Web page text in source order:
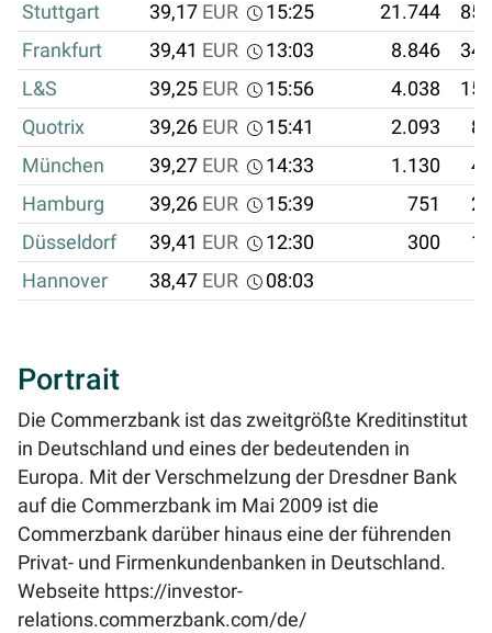
Stuttgart
39,17 EUR 15:25 21.744
Frankfurt
39,41 EUR 13:03 8.846
L&S
39,25 EUR 15:56 4.038
Quotrix
39,26 EUR 15:41 2.093
München
39,27 EUR 14:33 1.130
Hamburg
39,26 EUR 15:39 751
Düsseldorf
39,41 EUR 12:30 300
Hannover
38,47 EUR 08:03
Portrait
Die Commerzbank ist das zweitgrößte Kreditinstitut
in Deutschland und eines der bedeutenden in
Europa. Mit der Verschmelzung der Dresdner Bank
auf die Commerzbank im Mai 2009 ist die
Commerzbank darüber hinaus eine der führenden
Privat- und Firmenkundenbanken in Deutschland.
Webseite https://investor-
relations.commerzbank.com/de/